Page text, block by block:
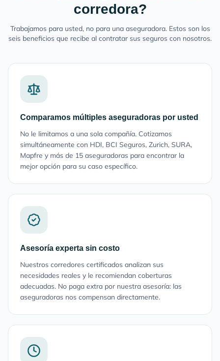
corredora?
Trabajamos para usted, no para una aseguradora. Estos son los
seis beneficios que recibe al contratar sus seguros con nosotros.
Comparamos múltiples aseguradoras por usted
No le limitamos a una sola compañía. Cotizamos
simultáneamente con HDI, BCI Seguros, Zurich, SURA,
Mapfre y más de 15 aseguradoras para encontrar la
mejor opción para su caso específico.
Asesoría experta sin costo
Nuestros corredores certificados analizan sus
necesidades reales y le recomiendan coberturas
adecuadas. No paga extra por nuestra asesoría: las
aseguradoras nos compensan directamente.